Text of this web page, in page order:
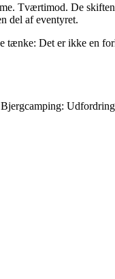
Tværtimod. De
del af eventyret.
tænke: Det er ikke en
Bjergcamping: